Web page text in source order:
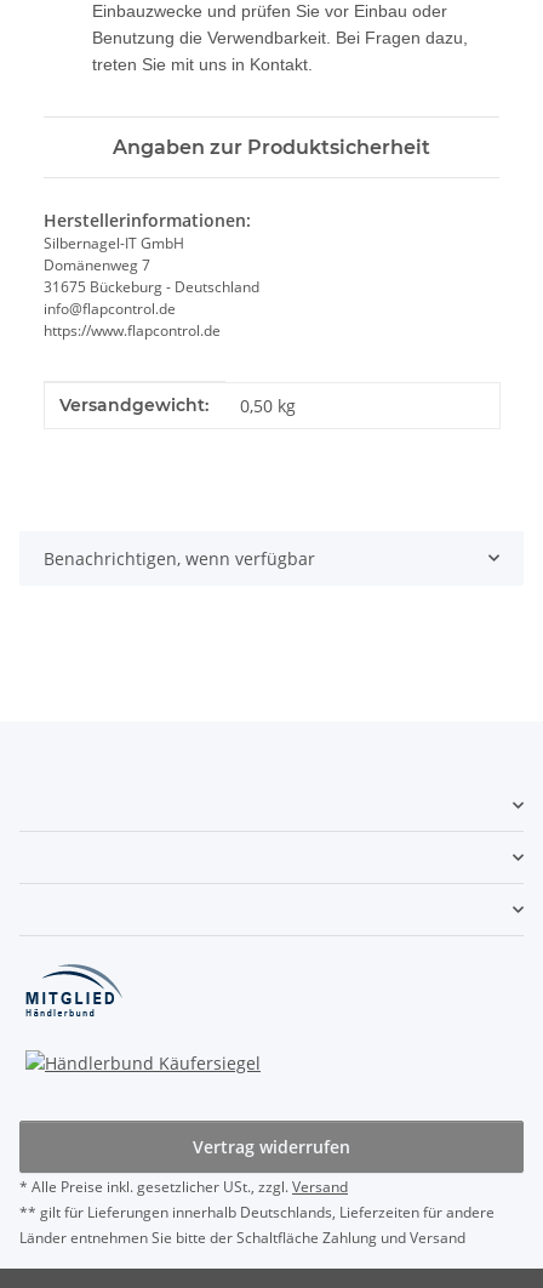
Einbauzwecke und prüfen Sie vor Einbau oder
Benutzung die Verwendbarkeit. Bei Fragen dazu,
treten Sie mit uns in Kontakt.
Angaben zur Produktsicherheit
Herstellerinformationen:
Silbernagel-IT GmbH
Domänenweg 7
31675 Bückeburg - Deutschland
info@flapcontrol.de
https://www.flapcontrol.de
Produkteigenschaft
Wert
Versandgewicht: 0,50 kg
Benachrichtigen, wenn verfügbar
Vertrag widerrufen
* Alle Preise inkl. gesetzlicher USt., zzgl.Versand
** gilt für Lieferungen innerhalb Deutschlands, Lieferzeiten für andere
Länder entnehmen Sie bitte der Schaltfläche Zahlung und Versand